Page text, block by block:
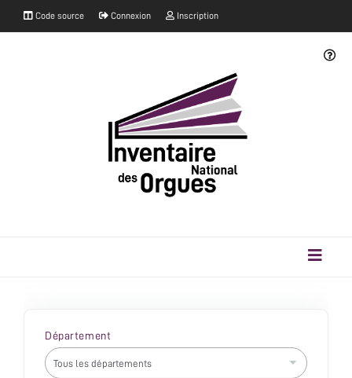
Code source Connexion Inscription
Département